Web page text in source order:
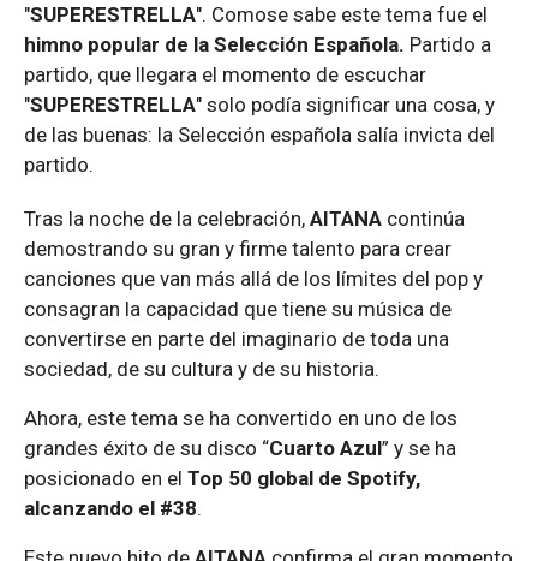
"SUPERESTRELLA". Comose sabe este tema fue el
himno popular de la Selección Española. Partido a
partido, que llegara el momento de escuchar
"SUPERESTRELLA" solo podía significar una cosa, y
de las buenas: la Selección española salía invicta del
partido.
Tras la noche de la celebración, AITANA continúa
demostrando su gran y firme talento para crear
canciones que van más allá de los límites del pop y
consagran la capacidad que tiene su música de
convertirse en parte del imaginario de toda una
sociedad, de su cultura y de su historia.
Ahora, este tema se ha convertido en uno de los
grandes éxito de su disco “Cuarto Azul” y se ha
posicionado en el Top 50 global de Spotify,
alcanzando el #38.